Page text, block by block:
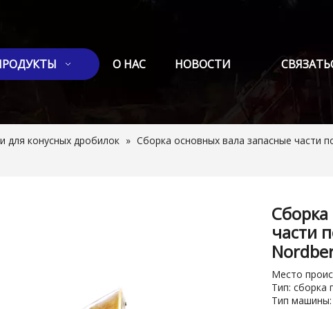
О НАС НОВОСТИ
для конусных дробилок » Сборка основных вала запасные части
части
Место
Тип: сборка
Тип машины: